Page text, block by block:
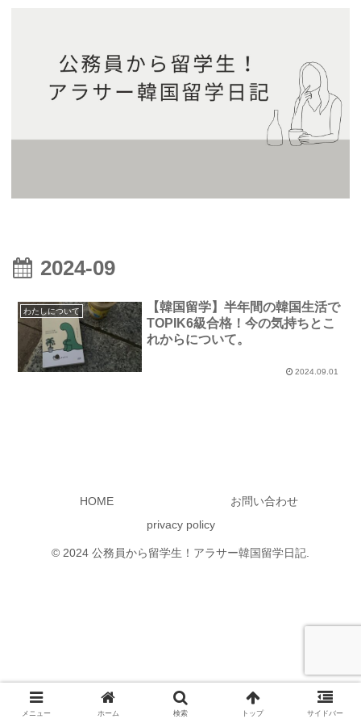
2024-09
わたしについて
【韓国留学】半年間の韓国生活で
TOPIK6級合格！今の気持ちとこ
れからについて。
2024.09.01
HOME
お問い合わせ
privacy policy
© 2024 公務員から留学生！アラサー韓国留学日記.
メニュー ホーム 検索 トップ サイドバー